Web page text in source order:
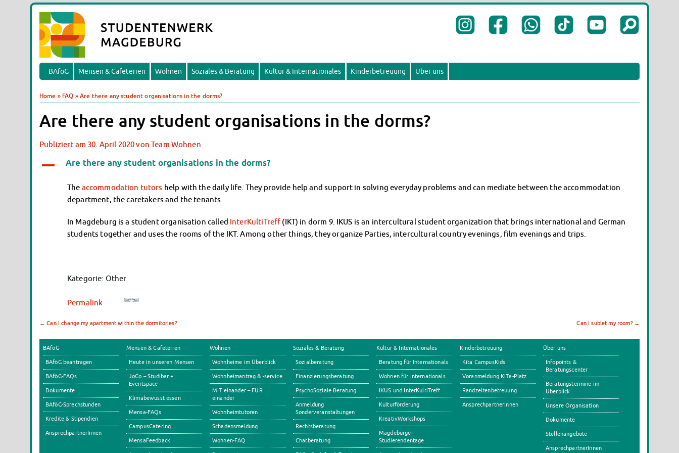
BAföG Mensen & Cafeterien Wohnen Soziales & Beratung Kultur & Internationales Kinderbetreuung Über uns
Home » FAQ »Are there any student organisations in the dorms?
Are there any student organisations in the dorms?
Publiziert am 30. April 2020von Team Wohnen
A Are there any student organisations in the dorms?
The accommodation tutors help with the daily life. They provide help and support in solving everyday problems and can mediate between the accommodation
department, the caretakers and the tenants.
In Magdeburg is a student organisation called InterKultiTreff (IKT) in dorm 9. IKUS is an intercultural student organization that brings international and German
students together and uses the rooms of the IKT. Among other things, they organize Parties, intercultural country evenings, film evenings and trips.
Kategorie: Other
Permalink
← Can I change my apartment within the dormitories? Can I sublet my room? →
BAföG
BAföG beantragen
BAföG-FAQs
Dokumente
BAföG-Sprechstunden
Kredite & Stipendien
AnsprechpartnerInnen
Mensen & Cafeterien
Heute in unseren Mensen
JoGo – Studibar +
Eventspace
Klimabewusst essen
Mensa-FAQs
CampusCatering
MensaFeedback
Wohnen
Wohnheime im Überblick
Wohnheimantrag & -service
MIT einander – FÜR
einander
Wohnheimtutoren
Schadensmeldung
Wohnen-FAQ
Soziales & Beratung
Sozialberatung
Finanzierungsberatung
PsychoSoziale Beratung
Anmeldung
Sonderveranstaltungen
Rechtsberatung
Chatberatung
Kultur & Internationales
Beratung für Internationals
Wohnen für Internationals
IKUS und InterKultiTreff
Kulturförderung
KreativWorkshops
Magdeburger
Studierendentage
Kinderbetreuung
Kita CampusKids
Voranmeldung KiTa-Platz
Randzeitenbetreuung
AnsprechpartnerInnen
Über uns
Infopoints &
Beratungscenter
Beratungstermine im
Überblick
Unsere Organisation
Dokumente
Stellenangebote
AnsprechpartnerInnen